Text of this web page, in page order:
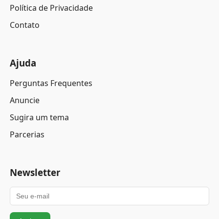
Política de Privacidade
Contato
Ajuda
Perguntas Frequentes
Anuncie
Sugira um tema
Parcerias
Newsletter